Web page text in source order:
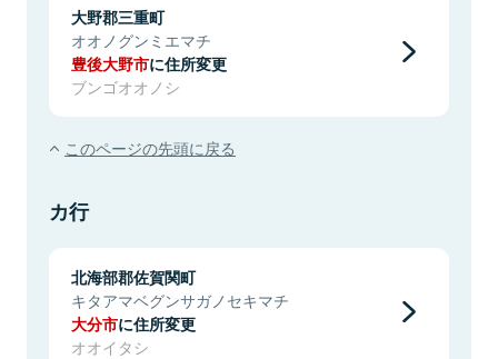
大野郡三重町
オオノグンミエマチ
豊後大野市に住所変更
ブンゴオオノシ
このページの先頭に戻る
カ行
北海部郡佐賀関町
キタアマベグンサガノセキマチ
大分市に住所変更
オオイタシ